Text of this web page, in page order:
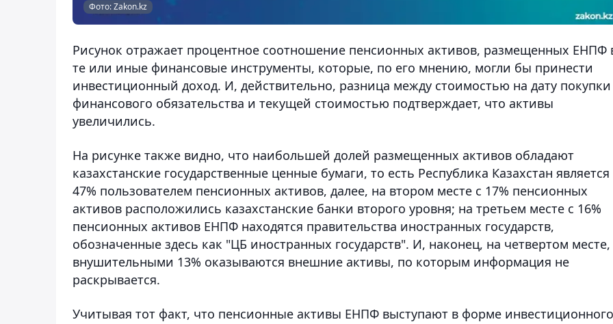
Фото: Zakon.kz
Рисунок отражает процентное соотношение пенсионных активов, размещенных ЕНПФ
те или иные финансовые инструменты, которые, по его мнению, могли бы принести
инвестиционный доход. И, действительно, разница между стоимостью на дату покупки
финансового обязательства и текущей стоимостью подтверждает, что активы
увеличились.
На рисунке также видно, что наибольшей долей размещенных активов обладают
казахстанские государственные ценные бумаги, то есть Республика Казахстан является
47% пользователем пенсионных активов, далее, на втором месте с 17% пенсионных
активов расположились казахстанские банки второго уровня; на третьем месте с 16%
пенсионных активов ЕНПФ находятся правительства иностранных государств,
обозначенные здесь как "ЦБ иностранных государств". И, наконец, на четвертом месте,
внушительными 13% оказываются внешние активы, по которым информация не
раскрывается.
Учитывая тот факт, что пенсионные активы ЕНПФ выступают в форме инвестиционного